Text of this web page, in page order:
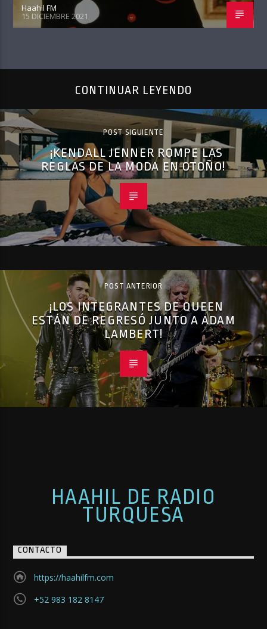
Haahil FM
15 DICIEMBRE 2021
CONTINUAR LEYENDO
POST SIGUIENTE
¡KENDALL JENNER ROMPE LAS
REGLAS DE LA MODA EN OTOÑO!
POST ANTERIOR
¡LOS INTEGRANTES DE QUEEN
ESTÁN DE REGRESÓ JUNTO A ADAM
LAMBERT!
HAAHIL DE RADIO
TURQUESA
CONTACTO
https://haahilfm.com
+52 983 182 8147